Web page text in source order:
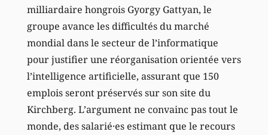
milliardaire hongrois Gyorgy Gattyan, le
groupe avance les difficultés du marché
mondial dans le secteur de l’informatique
pour justifier une réorganisation orientée vers
l’intelligence artificielle, assurant que 150
emplois seront préservés sur son site du
Kirchberg. L’argument ne convainc pas tout le
monde, des salarié·es estimant que le recours